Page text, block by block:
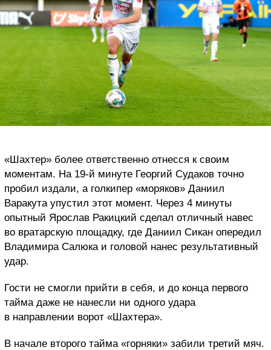
«Шахтер» более ответственно отнесся к своим
моментам. На 19-й минуте Георгий Судаков точно
пробил издали, а голкипер «моряков» Даниил
Варакута упустил этот момент. Через 4 минуты
опытный Ярослав Ракицкий сделал отличный навес
во вратарскую площадку, где Даниил Сикан опередил
Владимира Салюка и головой нанес результативный
удар.
Гости не смогли прийти в себя, и до конца первого
тайма даже не нанесли ни одного удара
в направлении ворот «Шахтера».
В начале второго тайма «горняки» забили третий мяч.